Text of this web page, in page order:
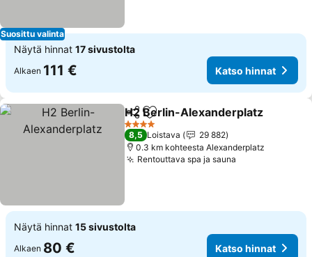
Suosittu valinta
Näytä hinnat 17 sivustolta
Alkaen 111 € Katso hinnat
Jaa Lisää suosikkeihin
H2 Berlin-Alexanderplatz
4 Tähtiluokitus
8,5 Loistava
29 882
0.3 km kohteesta Alexanderplatz
Rentouttava spa ja sauna
Näytä hinnat 15 sivustolta
Alkaen 80 € Katso hinnat